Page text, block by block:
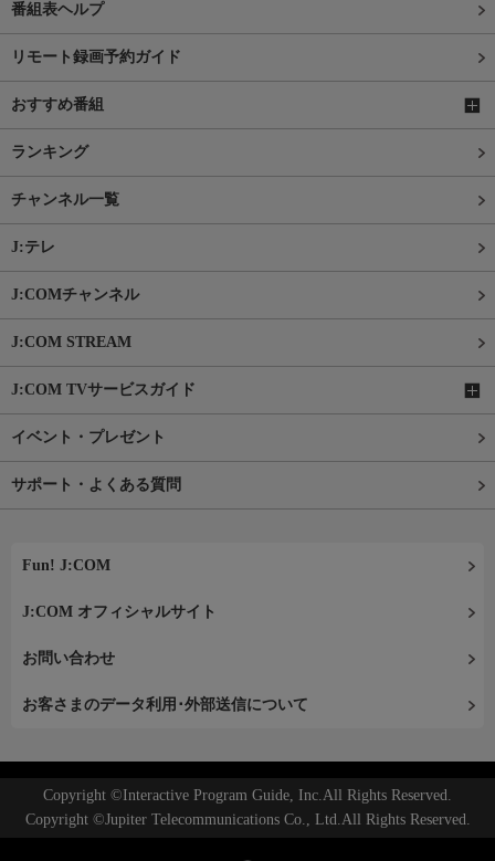
番組表ヘルプ
リモート録画予約ガイド
おすすめ番組
ランキング
チャンネル一覧
J:テレ
J:COMチャンネル
J:COM STREAM
J:COM TVサービスガイド
イベント・プレゼント
サポート・よくある質問
Fun! J:COM
J:COM オフィシャルサイト
お問い合わせ
お客さまのデータ利用･外部送信について
Copyright ©Interactive Program Guide, Inc.All Rights Reserved.
Copyright ©Jupiter Telecommunications Co., Ltd.All Rights Reserved.